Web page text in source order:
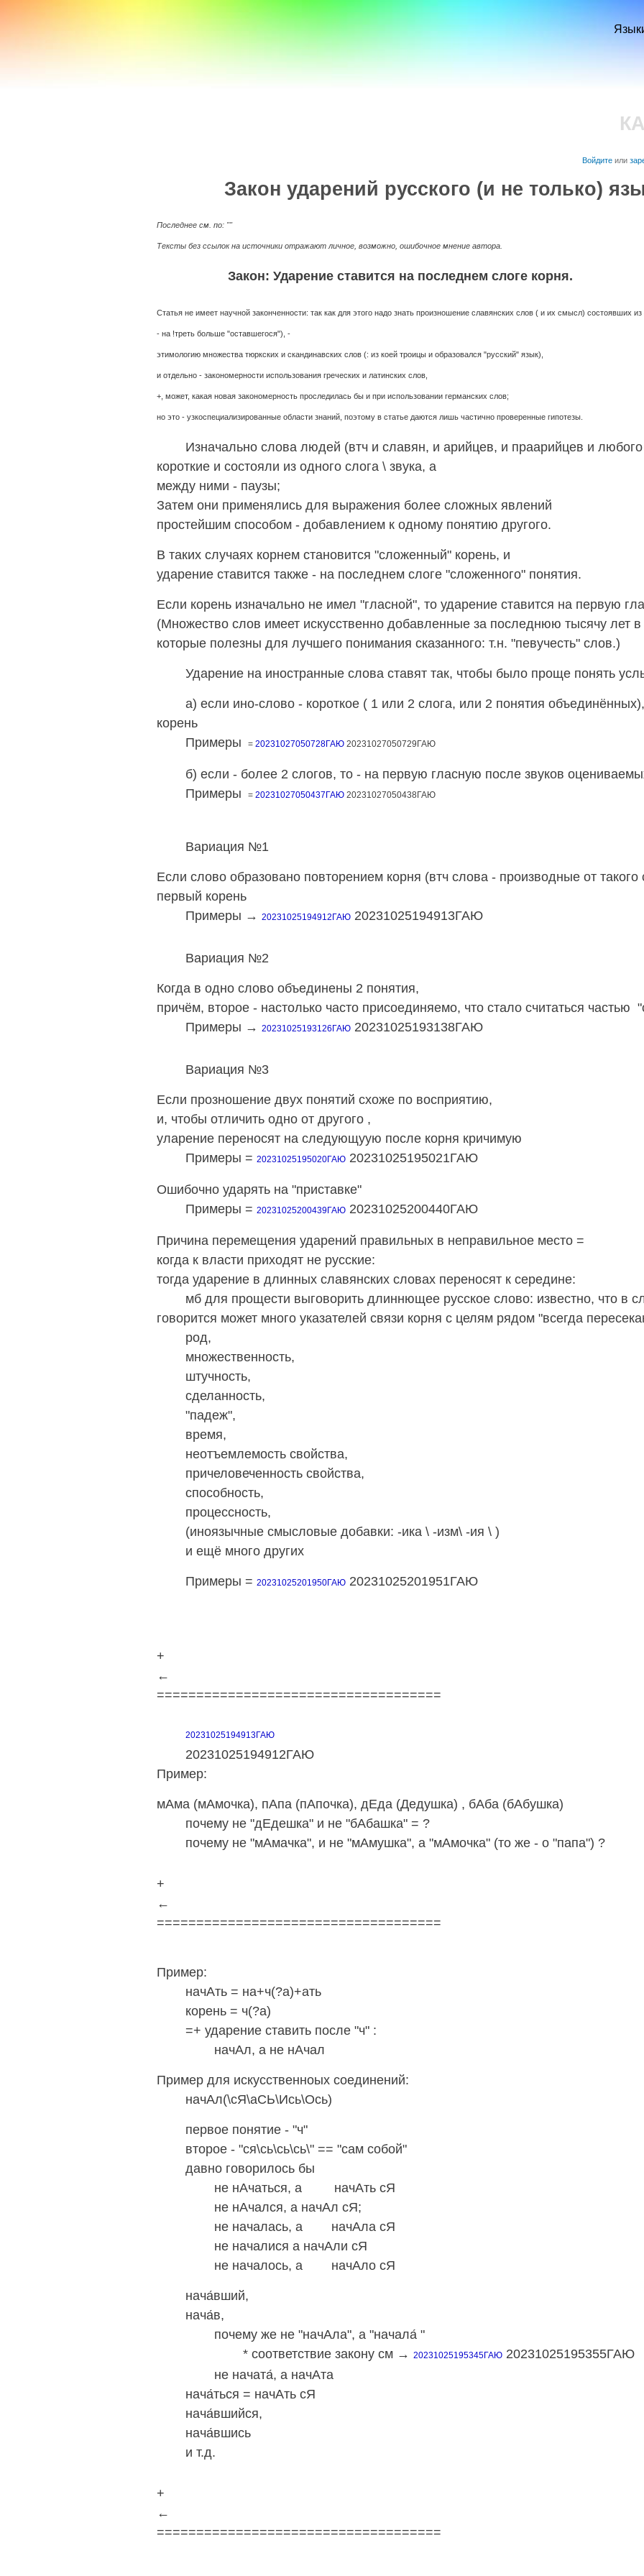
a100z.com
Войдитеили
Закон ударений русского (и не только)
Последнее см. по: ""
Тексты без ссылок на источники отражают личное, возможно, ошибочное мнение автора.
Закон: Ударение ставится на последнем слоге корня.
Статья не имеет научной законченности: так как для этого надо знать произношение славянских слов ( и их смысл) состоявших из
- на !треть больше "оставшегося"), -
этимологию множества тюркских и скандинавских слов (: из коей троицы и образовался "русский" язык),
и отдельно - закономерности использования греческих и латинских слов,
+, может, какая новая закономерность проследилась бы и при использовании германских слов;
но это - узкоспециализированные области знаний, поэтому в статье даются лишь частично проверенные гипотезы.
Изначально слова людей (втч и славян, и арийцев, и праарийцев и любого
короткие и состояли из одного слога \ звука, а
между ними - паузы;
Затем они применялись для выражения более сложных явлений
простейшим способом - добавлением к одному понятию другого.
В таких случаях корнем становится "сложенный" корень, и
ударение ставится также - на последнем слоге "сложенного" понятия.
Если корень изначально не имел "гласной", то ударение ставится на первую
(Множество слов имеет искусственно добавленные за последнюю тысячу лет
которые полезны для лучшего понимания сказанного: т.н. "певучесть" слов.)
Ударение на иностранные слова ставят так, чтобы было проще понять
а) если ино-слово - короткое ( 1 или 2 слога, или 2 понятия объединённых),
корень
Примеры = 20231027050728ГАЮ 20231027050729ГАЮ
б) если - более 2 слогов, то - на первую гласную после звуков
Примеры = 20231027050437ГАЮ 20231027050438ГАЮ
Вариация №1
Если слово образовано повторением корня (втч слова - производные от
первый корень
Примеры → 20231025194912ГАЮ 20231025194913ГАЮ
Вариация №2
Когда в одно слово объединены 2 понятия,
причём, второе - настолько часто присоединяемо, что стало считаться частью
Примеры → 20231025193126ГАЮ 20231025193138ГАЮ
Вариация №3
Если прозношение двух понятий схоже по восприятию,
и, чтобы отличить одно от другого ,
уларение переносят на следующуую после корня кричимую
Примеры = 20231025195020ГАЮ 20231025195021ГАЮ
Ошибочно ударять на "приставке"
Примеры = 20231025200439ГАЮ 20231025200440ГАЮ
Причина перемещения ударений правильных в неправильное место =
когда к власти приходят не русские:
тогда ударение в длинных славянских словах переносят к середине:
мб для прощести выговорить длиннющее русское слово: известно, что в
говорится может много указателей связи корня с целям рядом "всегда
род,
множественность,
штучность,
сделанность,
"падеж",
время,
неотъемлемость свойства,
причеловеченность свойства,
способность,
процессность,
(иноязычные смысловые добавки: -ика \ -изм\ -ия \ )
и ещё много других
Примеры = 20231025201950ГАЮ 20231025201951ГАЮ
+
←
====================================
20231025194913ГАЮ
20231025194912ГАЮ
Пример:
мАма (мАмочка), пАпа (пАпочка), дЕда (Дедушка) , бАба (бАбушка)
почему не "дЕдешка" и не "бАбашка" = ?
почему не "мАмачка", и не "мАмушка", а "мАмочка" (то же - о "папа") ?
+
←
====================================
Пример:
начАть = на+ч(?а)+ать
корень = ч(?а)
=+ ударение ставить после "ч" :
начАл, а не нАчал
Пример для искусственноых соединений:
начАл(\сЯ\аСЬ\Ись\Ось)
первое понятие - "ч"
второе - "ся\сь\сь\сь\" == "сам собой"
давно говорилось бы
не нАчаться, а начАть сЯ
не нАчался, а начАл сЯ;
не началась, а начАла сЯ
не началися а начАли сЯ
не началось, а начАло сЯ
нача́вший,
нача́в,
почему же не "начАла", а "начала́ "
* соответствие закону см → 20231025195345ГАЮ
не начата́, а начАта
нача́ться = начАть сЯ
нача́вшийся,
нача́вшись
и т.д.
+
←
====================================